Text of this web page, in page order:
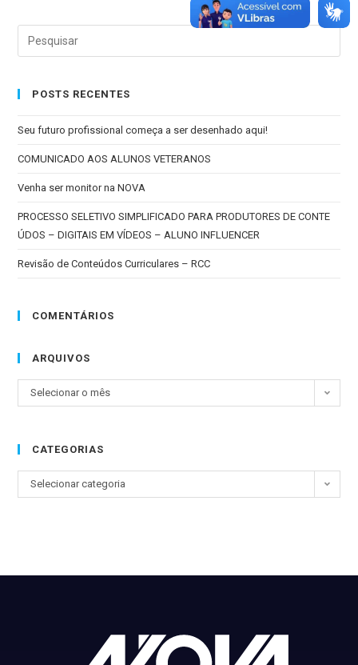
POSTS RECENTES
Seu futuro profissional começa a ser desenhado aqui!
COMUNICADO AOS ALUNOS VETERANOS
Venha ser monitor na NOVA
PROCESSO SELETIVO SIMPLIFICADO PARA PRODUTORES DE CONTE
ÚDOS – DIGITAIS EM VÍDEOS – ALUNO INFLUENCER
Revisão de Conteúdos Curriculares – RCC
COMENTÁRIOS
ARQUIVOS
Selecionar o mês
CATEGORIAS
Selecionar categoria